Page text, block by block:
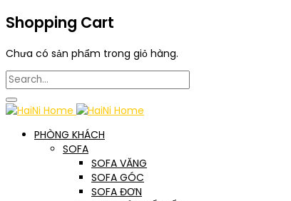
Shopping Cart
Chưa có sản phẩm trong giỏ hàng.
PHÒNG KHÁCH
SOFA
SOFA VĂNG
SOFA GÓC
SOFA ĐƠN